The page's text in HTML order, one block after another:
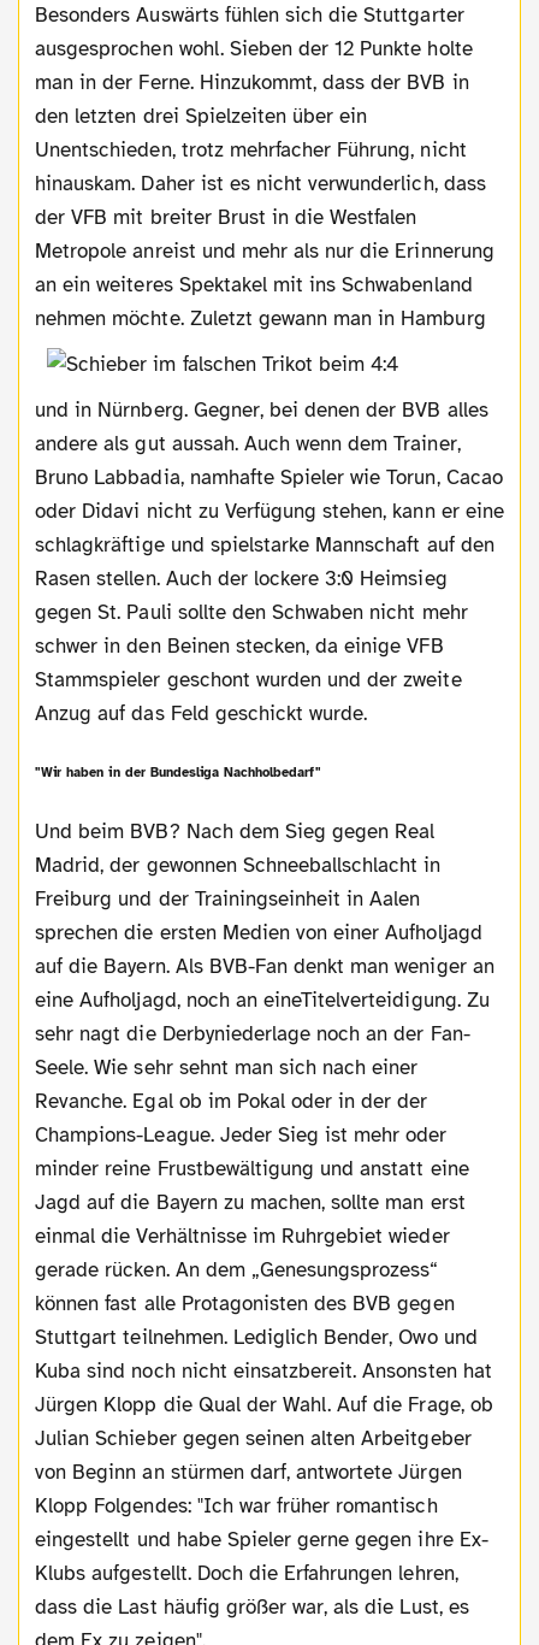
Besonders Auswärts fühlen sich die Stuttgarter
ausgesprochen wohl. Sieben der 12 Punkte holte
man in der Ferne. Hinzukommt, dass der BVB in
den letzten drei Spielzeiten über ein
Unentschieden, trotz mehrfacher Führung, nicht
hinauskam. Daher ist es nicht verwunderlich, dass
der VFB mit breiter Brust in die Westfalen
Metropole anreist und mehr als nur die Erinnerung
an ein weiteres Spektakel mit ins Schwabenland
nehmen möchte. Zuletzt gewann man in Hamburg
und in Nürnberg. Gegner, bei denen der BVB alles
andere als gut aussah. Auch wenn dem Trainer,
Bruno Labbadia, namhafte Spieler wie Torun, Cacao
oder Didavi nicht zu Verfügung stehen, kann er eine
schlagkräftige und spielstarke Mannschaft auf den
Rasen stellen. Auch der lockere 3:0 Heimsieg
gegen St. Pauli sollte den Schwaben nicht mehr
schwer in den Beinen stecken, da einige VFB
Stammspieler geschont wurden und der zweite
Anzug auf das Feld geschickt wurde.
"Wir haben in der Bundesliga Nachholbedarf"
Und beim BVB? Nach dem Sieg gegen Real
Madrid, der gewonnen Schneeballschlacht in
Freiburg und der Trainingseinheit in Aalen
sprechen die ersten Medien von einer Aufholjagd
auf die Bayern. Als BVB-Fan denkt man weniger an
eine Aufholjagd, noch an eineTitelverteidigung. Zu
sehr nagt die Derbyniederlage noch an der Fan-
Seele. Wie sehr sehnt man sich nach einer
Revanche. Egal ob im Pokal oder in der der
Champions-League. Jeder Sieg ist mehr oder
minder reine Frustbewältigung und anstatt eine
Jagd auf die Bayern zu machen, sollte man erst
einmal die Verhältnisse im Ruhrgebiet wieder
gerade rücken. An dem „Genesungsprozess“
können fast alle Protagonisten des BVB gegen
Stuttgart teilnehmen. Lediglich Bender, Owo und
Kuba sind noch nicht einsatzbereit. Ansonsten hat
Jürgen Klopp die Qual der Wahl. Auf die Frage, ob
Julian Schieber gegen seinen alten Arbeitgeber
von Beginn an stürmen darf, antwortete Jürgen
Klopp Folgendes: "Ich war früher romantisch
eingestellt und habe Spieler gerne gegen ihre Ex-
Klubs aufgestellt. Doch die Erfahrungen lehren,
dass die Last häufig größer war, als die Lust, es